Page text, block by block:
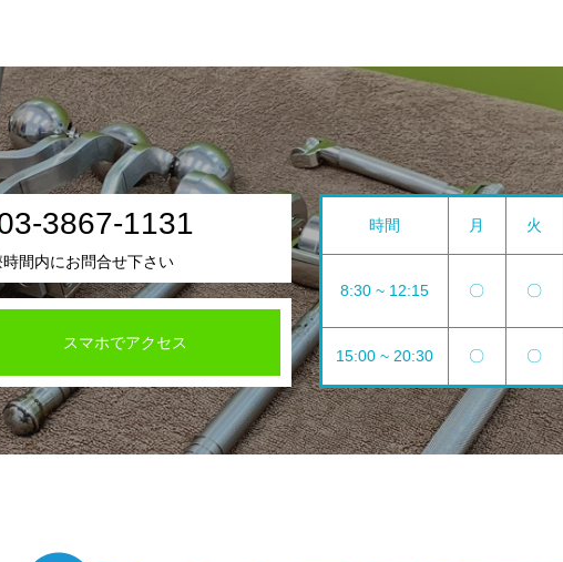
スマホでアクセス
3867-1131
時間内にお問合せ下さい
時間 月 火
8:30 ~ 12:15 〇 〇
15:00 ~ 20:30 〇 〇